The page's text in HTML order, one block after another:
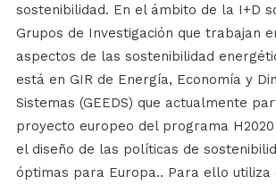
sostenibilidad. En el ámbito de la I+D
Grupos de Investigación que trabajan
aspectos de las sostenibilidad
está en GIR de Energía, Economía y
Sistemas (GEEDS) que actualmente
proyecto europeo del programa
el diseño de las políticas de
óptimas para Europa.. Para ello utiliza